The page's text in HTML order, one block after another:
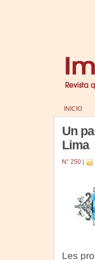
INICIO
Un
Lima
N° 250|
Les